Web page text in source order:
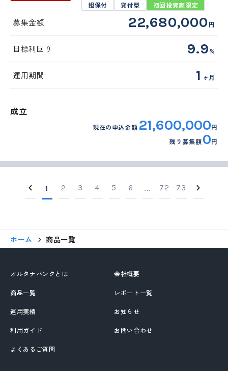
担保付 貸付型 初回投資家限定
募集金額 22,680,000 円
目標利回り 9.9%
運用期間 1 ヶ月
成立
現在の申込金額 21,600,000円
残り募集額0円
1 2 3 4 5 6 ... 72 73
ホーム 商品一覧
オルタナバンクとは
商品一覧
運用実績
利用ガイド
よくあるご質問
会社概要
レポート一覧
お知らせ
お問い合わせ